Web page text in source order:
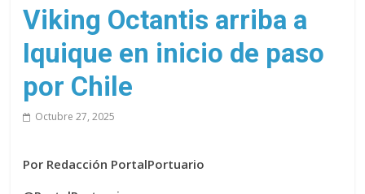
de
cruceros
en
un
solo
sitio
Viking Octantis arriba a
Iquique en inicio de paso
por Chile
Octubre 27, 2025
Por Redacción PortalPortuario